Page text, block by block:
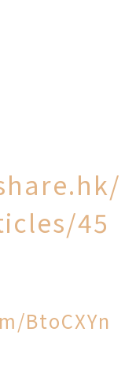
45
BtoCXYn